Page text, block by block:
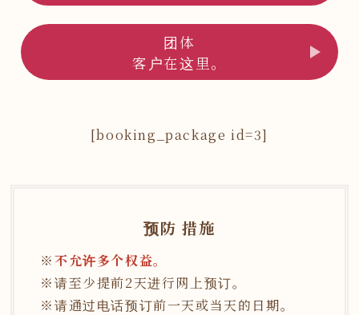
团体
客户在这里。
[booking_package id=3]
预防 措施
不允许多个权益。
请至少提前2天进行网上预订。
请通过电话预订前一天或当天的日期。